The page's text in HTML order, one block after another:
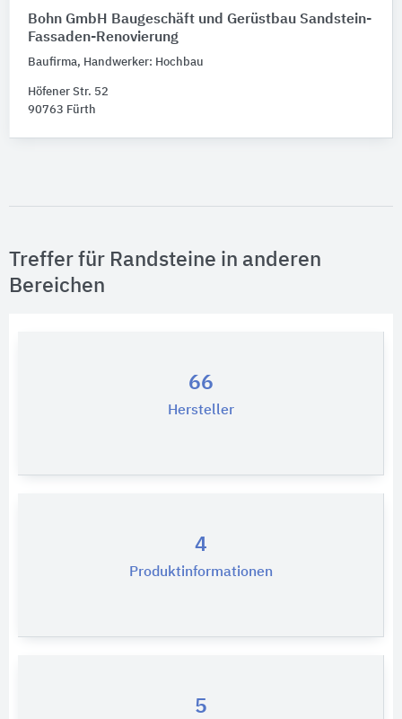
Bohn GmbH Baugeschäft und Gerüstbau Sandstein-
Fassaden-Renovierung
Baufirma, Handwerker: Hochbau
Höfener Str. 52
90763 Fürth
Treffer für Randsteine in anderen
Bereichen
66
Hersteller
4
Produktinformationen
5